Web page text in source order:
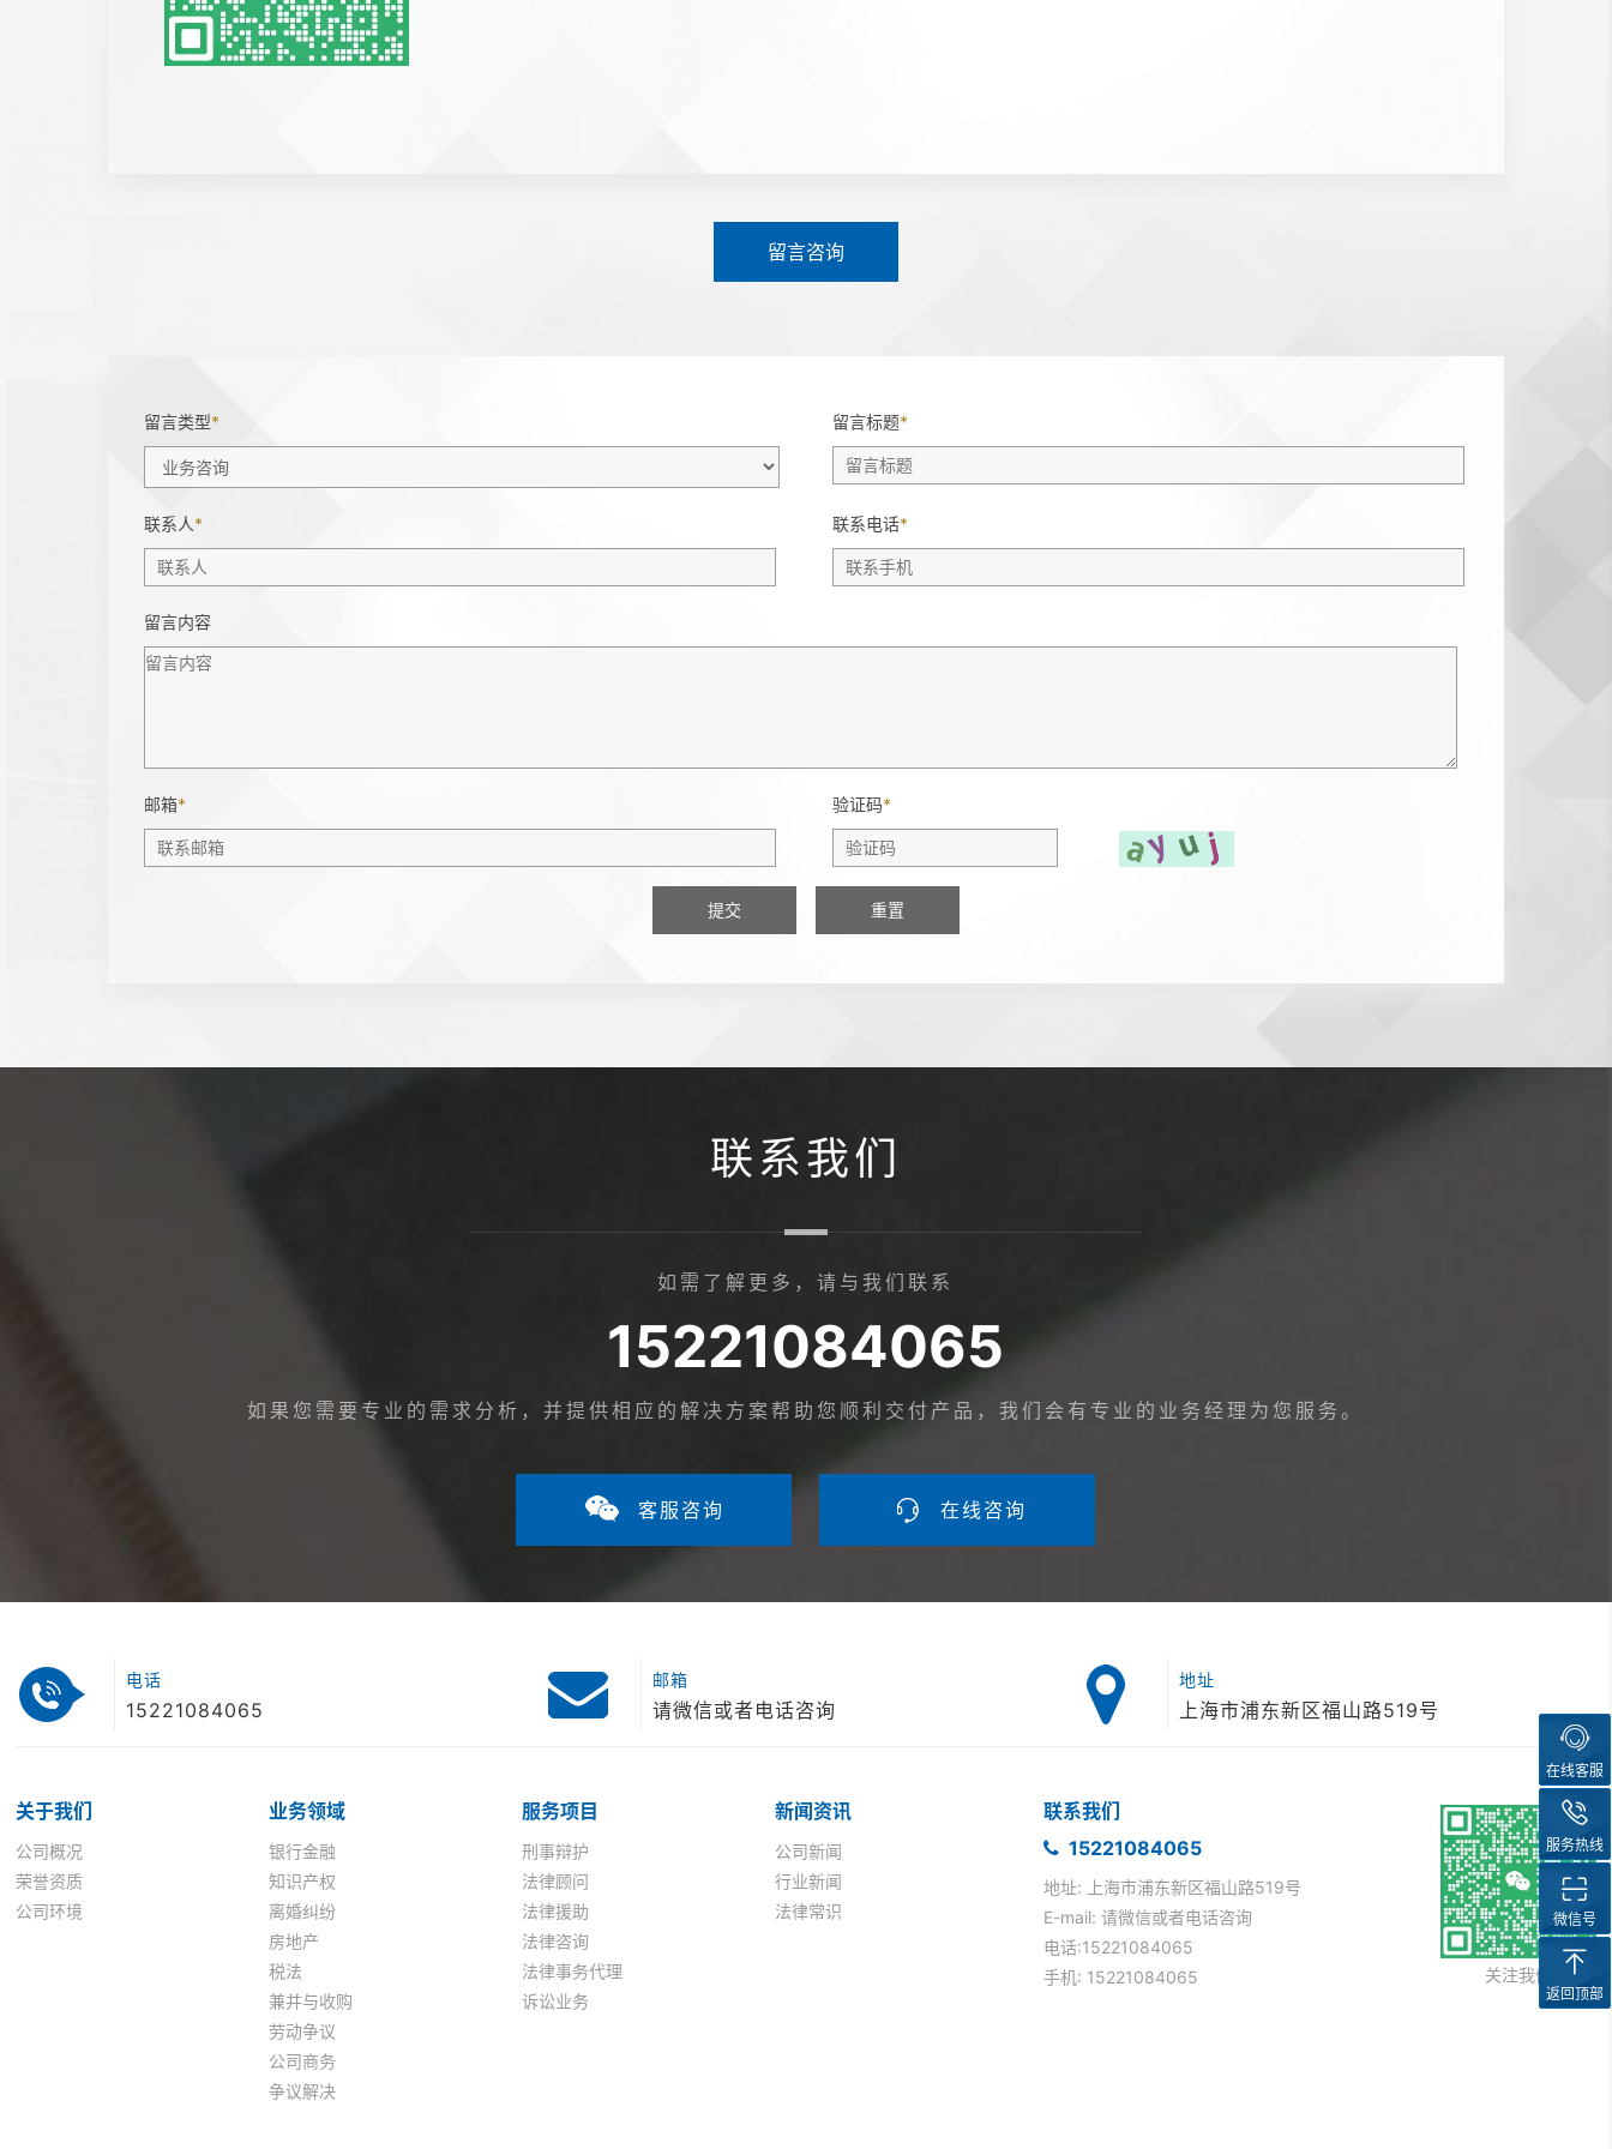
留言咨询
留言类型* 留言标题*
联系人* 联系电话*
留言内容
邮箱* 验证码*
联系我们
如需了解更多，请与我们联系
15221084065
如果您需要专业的需求分析，并提供相应的解决方案帮助您顺利交付产品，我们会有专业的业务经理为您服务。
客服咨询 在线咨询
电话
15221084065
邮箱
请微信或者电话咨询
地址
上海市浦东新区福山路519号
关于我们
公司概况
荣誉资质
公司环境
业务领域
银行金融
知识产权
离婚纠纷
房地产
税法
兼并与收购
劳动争议
公司商务
争议解决
服务项目
刑事辩护
法律顾问
法律援助
法律咨询
法律事务代理
诉讼业务
新闻资讯
公司新闻
行业新闻
法律常识
关注我们
联系我们
15221084065
地址: 上海市浦东新区福山路519号
E-mail: 请微信或者电话咨询
电话:15221084065
手机: 15221084065
在线客服
服务热线
微信号
返回顶部